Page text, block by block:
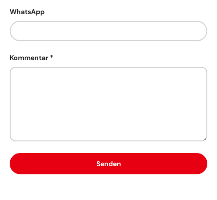
WhatsApp
Kommentar
Senden